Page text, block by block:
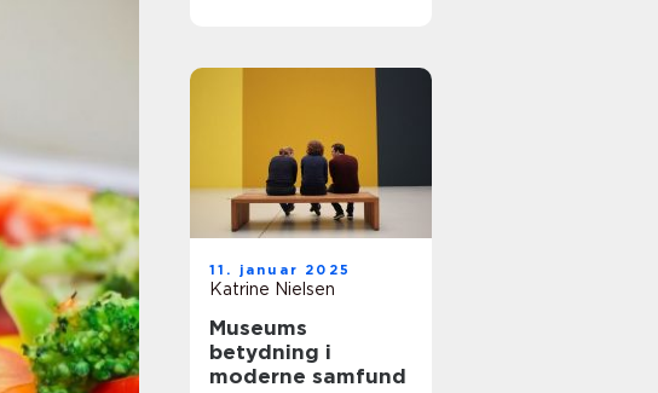
11. januar 2025
Katrine Nielsen
Museums
betydning i
moderne samfund